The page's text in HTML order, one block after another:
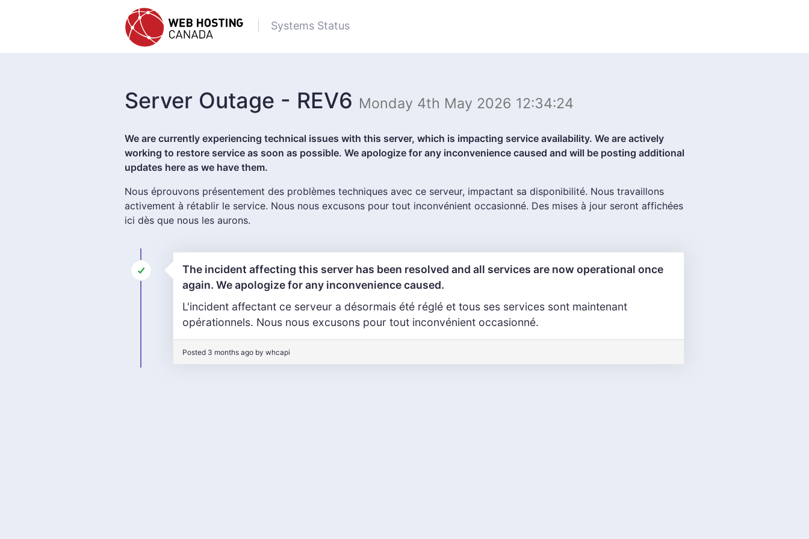
Systems Status
Server Outage - REV6 Monday 4th May 2026 12:34:24
We are currently experiencing technical issues with this server, which is impacting service availability. We are actively
working to restore service as soon as possible. We apologize for any inconvenience caused and will be posting additional
updates here as we have them.
Nous éprouvons présentement des problèmes techniques avec ce serveur, impactant sa disponibilité. Nous travaillons
activement à rétablir le service. Nous nous excusons pour tout inconvénient occasionné. Des mises à jour seront affichées
ici dès que nous les aurons.
The incident affecting this server has been resolved and all services are now operational once
again. We apologize for any inconvenience caused.
L'incident affectant ce serveur a désormais été réglé et tous ses services sont maintenant
opérationnels. Nous nous excusons pour tout inconvénient occasionné.
Posted 3 months ago by whcapi